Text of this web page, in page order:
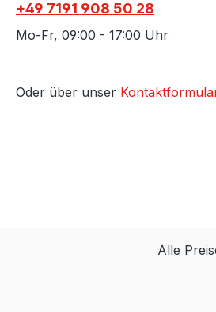
+49 7191 908 50 28
Mo-Fr, 09:00 - 17:00 Uhr
Oder über unser
Alle